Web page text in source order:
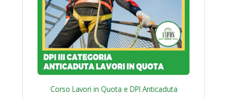
Corso Lavori in Quota e DPI Anticaduta